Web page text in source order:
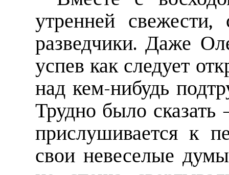
утренней
разведчики. Даже
успев как следует
над кем-нибудь
Трудно было
прислушивается к
свои невеселые